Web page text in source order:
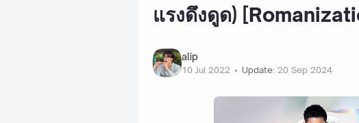
แรงดึงดูด)
alip
10 Jul 2022 Update: 20 Sep 2024